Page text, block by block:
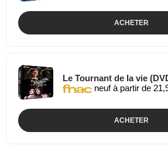
ACHETER
Le Tournant de la vie
neuf à partir de
ACHETER